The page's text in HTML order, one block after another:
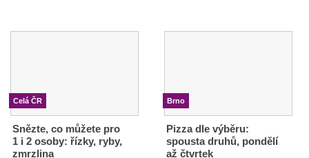
Celá ČR
Snězte, co můžete pro
1 i 2 osoby: řízky, ryby,
zmrzlina
Brno
Pizza dle výběru:
spousta druhů, pondělí
až čtvrtek